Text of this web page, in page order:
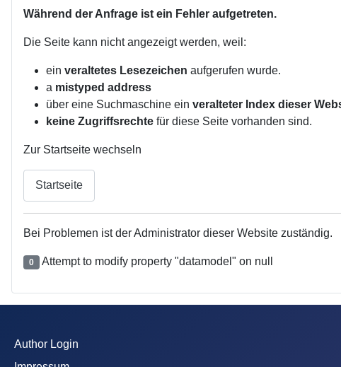
Während der Anfrage ist ein Fehler aufgetreten.
Die Seite kann nicht angezeigt werden, weil:
ein veraltetes Lesezeichen aufgerufen wurde.
a mistyped address
über eine Suchmaschine ein veralteter Index dieser
keine Zugriffsrechte für diese Seite vorhanden sind.
Zur Startseite wechseln
Startseite
Bei Problemen ist der Administrator dieser Website zuständig.
0 Attempt to modify property "datamodel" on null
Author Login